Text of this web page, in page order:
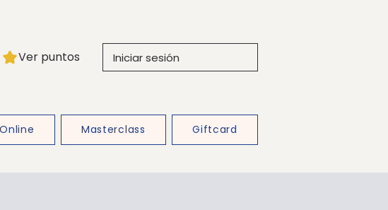
Ver puntos Iniciar sesión
Masterclass Giftcard